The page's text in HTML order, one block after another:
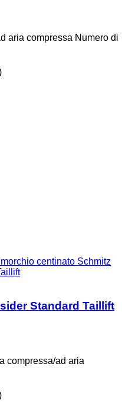
aria compressa Numero di
centinato Schmitz
Standard Taillift
compressa/ad aria